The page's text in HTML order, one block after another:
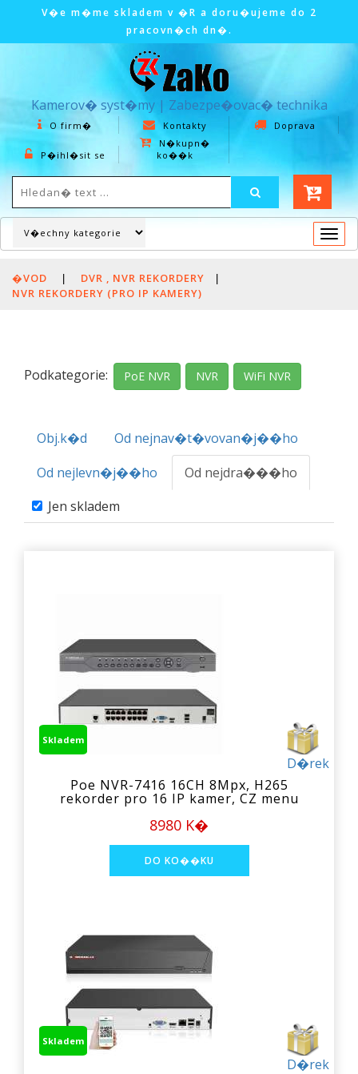
V�e m�me skladem v �R a doru�ujeme do 2
pracovn�ch dn�.
Kamerov� syst�my | Zabezpe�ovac� technika
O firm� Kontakty Doprava
P�ihl�sit se
N�kupn�
ko��k
�VOD | DVR , NVR REKORDERY
|
NVR REKORDERY (PRO IP KAMERY)
Podkategorie: PoE NVR NVR WiFi NVR
Obj.k�d
Od nejnav�t�vovan�j��ho
Od nejlevn�j��ho
Od nejdra���ho
Jen skladem
D�rek
Skladem
Poe NVR-7416 16CH 8Mpx, H265
rekorder pro 16 IP kamer, CZ menu
8980 K�
D�rek
Skladem